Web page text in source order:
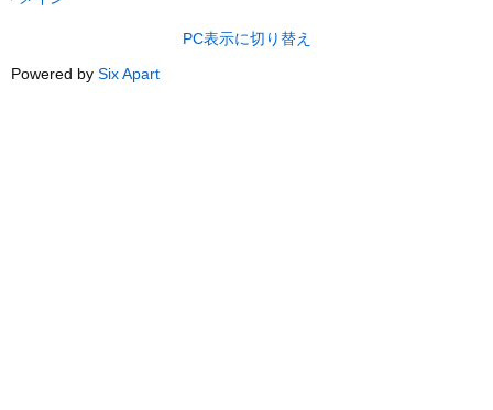
PC表示に切り替え
Powered by Six Apart